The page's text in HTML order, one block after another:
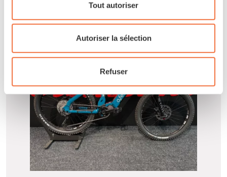
Tout autoriser
Autoriser la sélection
Refuser